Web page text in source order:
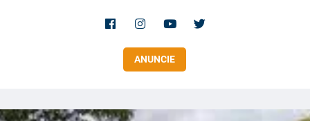
ANUNCIE